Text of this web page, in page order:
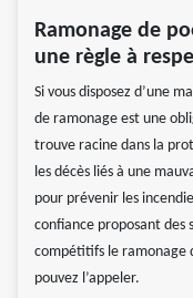
Ramonage de
une règle à
Si vous disposez d’une
de ramonage est une
trouve racine dans la
les décès liés à une
pour prévenir les
confiance proposant des
compétitifs le ramonage
pouvez l’appeler.